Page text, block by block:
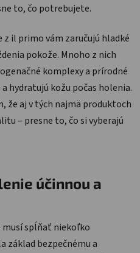
to, čo potrebujete.
il primo vám zaručujú hladké
pokože. Mnoho z nich
komplexy a prírodné
hydratujú kožu počas holenia.
že aj v tých najmä produktoch
– presne to, čo si vyberajú
účinnou a
musí spĺňať niekoľko
základ bezpečnému a